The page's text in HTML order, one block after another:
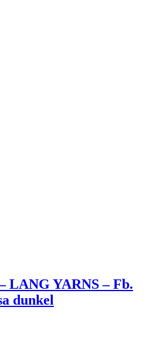
LANG YARNS – Fb.
dunkel